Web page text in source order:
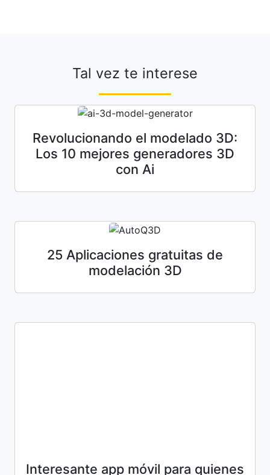
Tal vez te interese
Revolucionando el modelado 3D:
Los 10 mejores generadores 3D
con Ai
25 Aplicaciones gratuitas de
modelación 3D
Interesante app móvil para quienes